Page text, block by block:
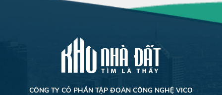
CÔNG TY CỎ PHẦN TẬP ĐOÀN CÔNG NGHỆ VICO